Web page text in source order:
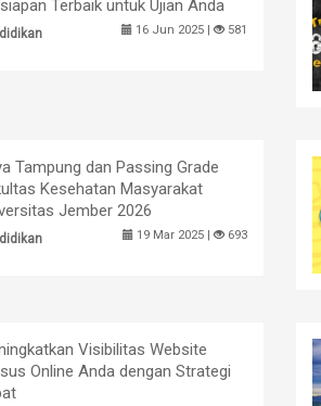
Terbaik untuk Ujian Anda
16 Jun 2025 | 581
Tampung dan Passing Grade
Kesehatan Masyarakat
Jember 2026
19 Mar 2025 | 693
Visibilitas Website
Online Anda dengan Strategi